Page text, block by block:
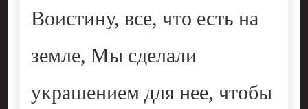
Воистину, все, что есть на
земле, Мы сделали
украшением для нее, чтобы